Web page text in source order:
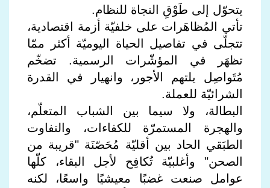
يتحوّل إلى طَوْقِ النجاة للنظام.
تأتي المُظاهَرات على خلفيّة أزمة اقتصادية،
تتجلّى في تفاصيل الحياة اليوميّة أكثر ممّا
تظهَر في المؤشّرات الرسمية. تضخّم
مُتَواصِل يلتهم الأجور، وانهيار في القدرة
الشرائيّة للعملة.
البطالة، ولا سيما بين الشباب المتعلّم،
والهجرة المستمرّة للكفاءات، والتفاوت
الطبَقي الحاد بين أقليّة مُحَصّنَة "قريبة من
الصحن" وأغلبيّة تُكافِح لأجل البقاء، كلّها
عوامل صنعت غضبًا معيشيًا واسعًا، لكنه